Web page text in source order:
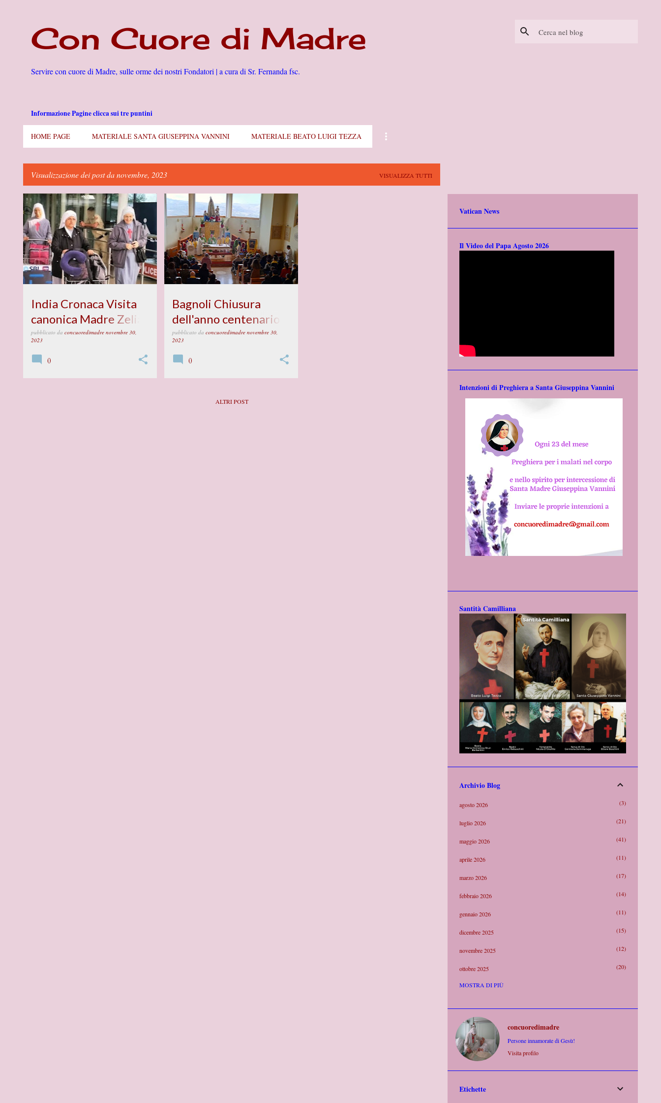
Con Cuore di Madre
Servire con cuore di Madre, sulle orme dei nostri Fondatori | a cura di Sr. Fernanda fsc.
Informazione Pagine clicca sui tre puntini
HOME PAGE MATERIALE SANTA GIUSEPPINA VANNINI MATERIALE BEATO LUIGI TEZZA
Visualizzazione dei post da novembre, 2023 VISUALIZZA TUTTI
P
o
s
t
India Cronaca Visita
canonica Madre Zelia
e Sr. Ani
pubblicato da concuoredimadre novembre 30,
2023
#ANDHRA PRADESH #INDIA
0
Bagnoli Chiusura
dell'anno centenario
della nascita al cielo
pubblicato da concuoredimadre novembre 30,
2023
#BAGNOLI DEL TRIGNO (IS)
0
ALTRI POST
Vatican News
Il Video del Papa Agosto 2026
Intenzioni di Preghiera a Santa Giuseppina Vannini
Santità Camilliana
Archivio Blog
agosto 2026 3
luglio 2026 21
maggio 2026 41
aprile 2026 11
marzo 2026 17
febbraio 2026 14
gennaio 2026 11
dicembre 2025 15
novembre 2025 12
ottobre 2025 20
settembre 2025
luglio 2025
giugno 2025
maggio 2025
MOSTRA DI PIÙ
concuoredimadre
Persone innamorate di Gesù!
Visita profilo
Etichette